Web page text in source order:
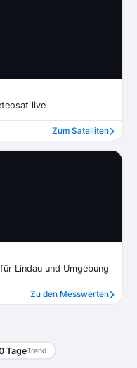
live
Zum Satelliten
Lindau und Umgebung
Zu den Messwerten
TageTrend